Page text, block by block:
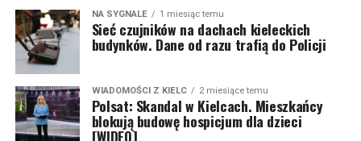
NA SYGNALE 1 miesiąc temu
Sieć czujników na dachach kieleckich
budynków. Dane od razu trafią do Policji
WIADOMOŚCI Z KIELC 2 miesiące temu
Polsat: Skandal w Kielcach. Mieszkańcy
blokują budowę hospicjum dla dzieci
[WIDEO]